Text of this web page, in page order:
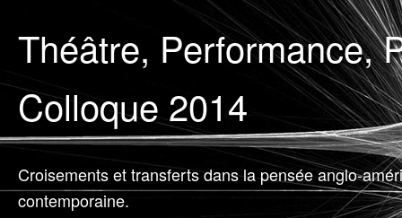
Théâtre, Performance,
Colloque 2014
Croisements et transferts dans la pensée anglo-
contemporaine.